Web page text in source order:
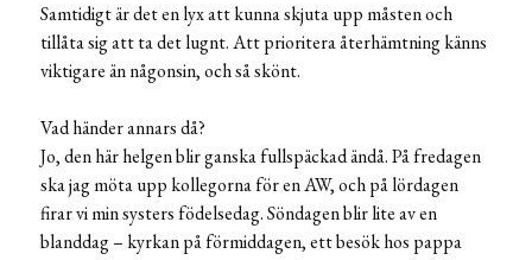
Samtidigt är det en lyx att kunna skjuta upp måsten och
tillåta sig att ta det lugnt. Att prioritera återhämtning känns
viktigare än någonsin, och så skönt.
Vad händer annars då?
Jo, den här helgen blir ganska fullspäckad ändå. På fredagen
ska jag möta upp kollegorna för en AW, och på lördagen
firar vi min systers födelsedag. Söndagen blir lite av en
blanddag – kyrkan på förmiddagen, ett besök hos pappa